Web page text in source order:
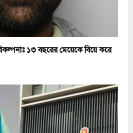
১৩ বছরের মেয়েকে বিয়ে করে